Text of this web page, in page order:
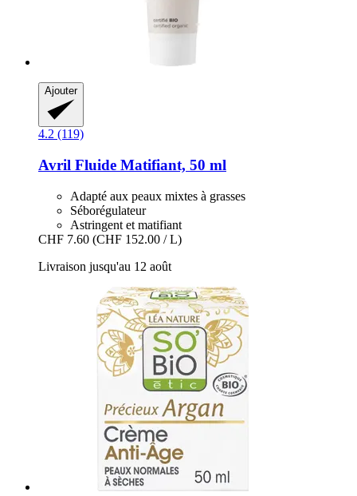
Ajouter
4.2 (119)
Avril Fluide Matifiant, 50 ml
Adapté aux peaux mixtes à grasses
Séborégulateur
Astringent et matifiant
CHF 7.60 (CHF 152.00 / L)
Livraison jusqu'au 12 août